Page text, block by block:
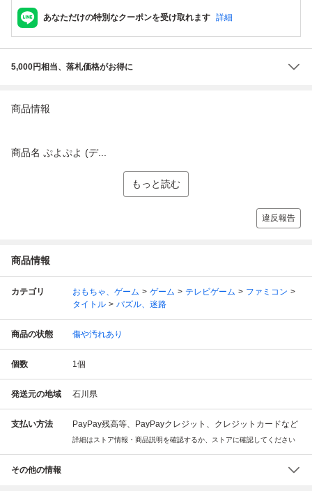
あなただけの特別なクーポンを受け取れます 詳細
5,000円相当、落札価格がお得に
商品情報
商品名 ぷよぷよ (デ...
もっと読む
違反報告
商品情報
カテゴリ おもちゃ、ゲーム ゲーム テレビゲーム
ファミコン
タイトル
パズル、迷路
商品の状態 傷や汚れあり
個数 1個
発送元の地域 石川県
支払い方法 PayPay残高等、PayPayクレジット、クレジットカードなど
詳細はストア情報・商品説明を確認するか、ストアに確認してください
その他の情報